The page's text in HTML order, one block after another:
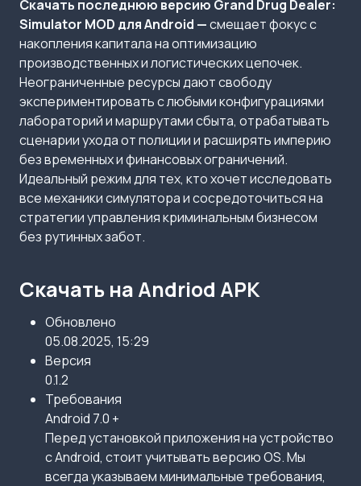
Скачать последнюю версию Grand Drug Dealer:
Simulator MOD для Android —смещает фокус с
накопления капитала на оптимизацию
производственных и логистических цепочек.
Неограниченные ресурсы дают свободу
экспериментировать с любыми конфигурациями
лабораторий и маршрутами сбыта, отрабатывать
сценарии ухода от полиции и расширять империю
без временных и финансовых ограничений.
Идеальный режим для тех, кто хочет исследовать
все механики симулятора и сосредоточиться на
стратегии управления криминальным бизнесом
без рутинных забот.
Скачать на Andriod APK
Обновлено
05.08.2025, 15:29
Версия
0.1.2
Требования
Android 7.0 +
Перед установкой приложения на устройство
с Android, стоит учитывать версию OS. Мы
всегда указываем минимальные требования,